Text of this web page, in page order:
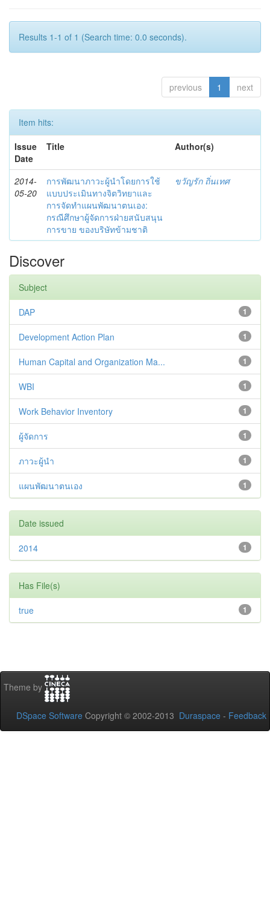
Results 1-1 of 1 (Search time: 0.0 seconds).
previous 1 next
Item hits:
Issue
Date
Title Author(s)
2014-
05-20
การพัฒนาภาวะผู้นำโดยการใช้
แบบประเมินทางจิตวิทยาและ
การจัดทำแผนพัฒนาตนเอง:
กรณีศึกษาผู้จัดการฝ่ายสนับสนุน
การขาย ของบริษัทข้ามชาติ
ขวัญรัก ถิ่นเทศ
Discover
Subject
1
DAP
1
Development Action Plan
1
Human Capital and Organization Ma...
1
WBI
1
Work Behavior Inventory
1
ผู้จัดการ
1
ภาวะผู้นำ
1
แผนพัฒนาตนเอง
Date issued
1
2014
Has File(s)
1
true
Theme by
DSpace Software Copyright © 2002-2013 Duraspace - Feedback